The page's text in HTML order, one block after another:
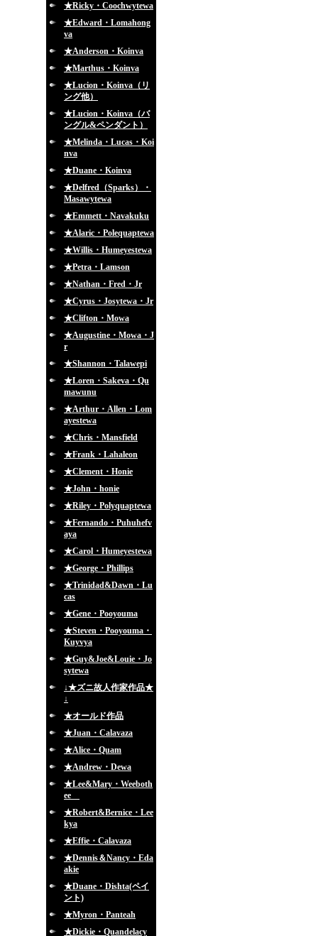
★Ricky・Coochwytewa
★Edward・Lomahong
va
★Anderson・Koinva
★Marthus・Koinva
★Lucion・Koinva（リ
ング他）
★Lucion・Koinva（バ
ングル&ペンダント）
★Melinda・Lucas・Koi
nva
★Duane・Koinva
★Delfred（Sparks）・
Masawytewa
★Emmett・Navakuku
★Alaric・Polequaptewa
★Willis・Humeyestewa
★Petra・Lamson
★Nathan・Fred・Jr
★Cyrus・Josytewa・Jr
★Clifton・Mowa
★Augustine・Mowa・J
r
★Shannon・Talawepi
★Loren・Sakeva・Qu
mawunu
★Arthur・Allen・Lom
ayestewa
★Chris・Mansfield
★Frank・Lahaleon
★Clement・Honie
★John・honie
★Riley・Polyquaptewa
★Fernando・Puhuhefv
aya
★Carol・Humeyestewa
★George・Phillips
★Trinidad&Dawn・Lu
cas
★Gene・Pooyouma
★Steven・Pooyouma・
Kuyvya
★Guy&Joe&Louie・Jo
sytewa
↓★ズニ故人作家作品★
↓
★オールド作品
★Juan・Calavaza
★Alice・Quam
★Andrew・Dewa
★Lee&Mary・Weeboth
ee
★Robert&Bernice・Lee
kya
★Effie・Calavaza
★Dennis＆Nancy・Eda
akie
★Duane・Dishta(ペイ
ント)
★Myron・Panteah
★Dickie・Quandelacy